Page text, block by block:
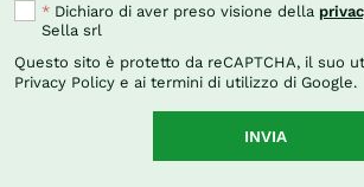
* Dichiaro di aver preso visione della
Sella srl
Questo sito è protetto da reCAPTCHA, il suo
Privacy Policy e ai termini di utilizzo di Google.
INVIA